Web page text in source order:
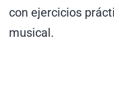
con ejercicios
musical.